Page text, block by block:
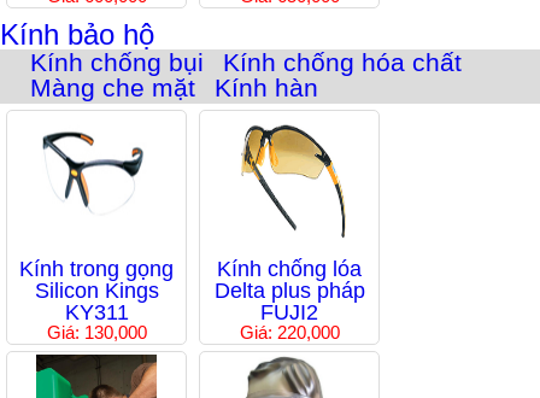
Kính bảo hộ
Kính chống bụi
Kính chống hóa chất
Màng che mặt
Kính hàn
Kính trong gọng
Silicon Kings
KY311
Giá: 130,000
Kính chống lóa
Delta plus pháp
FUJI2
Giá: 220,000